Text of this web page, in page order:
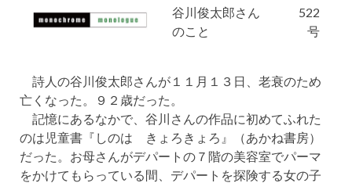
谷川俊太郎さん
のこと
522
号
詩人の谷川俊太郎さんが１１月１３日、老衰のため
亡くなった。９２歳だった。
記憶にあるなかで、谷川さんの作品に初めてふれた
のは児童書『しのは きょろきょろ』（あかね書房）
だった。お母さんがデパートの７階の美容室でパーマ
をかけてもらっている間、デパートを探険する女の子